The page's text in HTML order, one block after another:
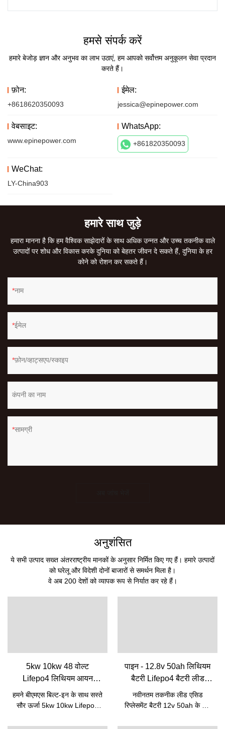
हमसे संपर्क करें
हमारे बेजोड़ ज्ञान और अनुभव का लाभ उठाएं, हम आपको सर्वोत्तम अनुकूलन सेवा प्रदान
करते हैं।
फ़ोन:
+8618620350093
ईमेल:
jessica@epinepower.com
वेबसाइट:
www.epinepower.com
WhatsApp:
+861820350093
WeChat:
LY-China903
हमारे साथ जुड़े
हमारा मानना ​​है कि हम वैश्विक साझेदारों के साथ अधिक उन्नत और उच्च तकनीक वाले
उत्पादों पर शोध और विकास करके दुनिया को बेहतर जीवन दे सकते हैं, दुनिया के हर
कोने को रोशन कर सकते हैं।
नाम
ईमेल
फ़ोन/व्हाट्सएप/स्काइप
कंपनी का नाम
सामग्री
अनुशंसित
ये सभी उत्पाद सख्त अंतरराष्ट्रीय मानकों के अनुसार निर्मित किए गए हैं। हमारे उत्पादों
को घरेलू और विदेशी दोनों बाजारों से समर्थन मिला है।
वे अब 200 देशों को व्यापक रूप से निर्यात कर रहे हैं।
5kw 10kw 48 वोल्ट
Lifepo4 लिथियम आयन
रिचार्जेबल बैटरी पैक Bms के
साथ अंतर्निहित | पाइन
हमने बीएमएस बिल्ट-इन के साथ सस्ते
सौर ऊर्जा 5kw 10kw Lifepo4
रिचार्जेबल बैटरी पैक की निर्माण
पाइन - 12.8v 50ah लिथियम
बैटरी Lifepo4 बैटरी लीड
एसिड रिप्लेसमेंट बैटरी के लिए
12v 50ah 12V Lifepo4
नवीनतम तकनीक लीड एसिड
रिप्लेसमेंट बैटरी 12v 50ah के लिए
Lifepo4 बैटरी की गुणवत्ता में सुधार